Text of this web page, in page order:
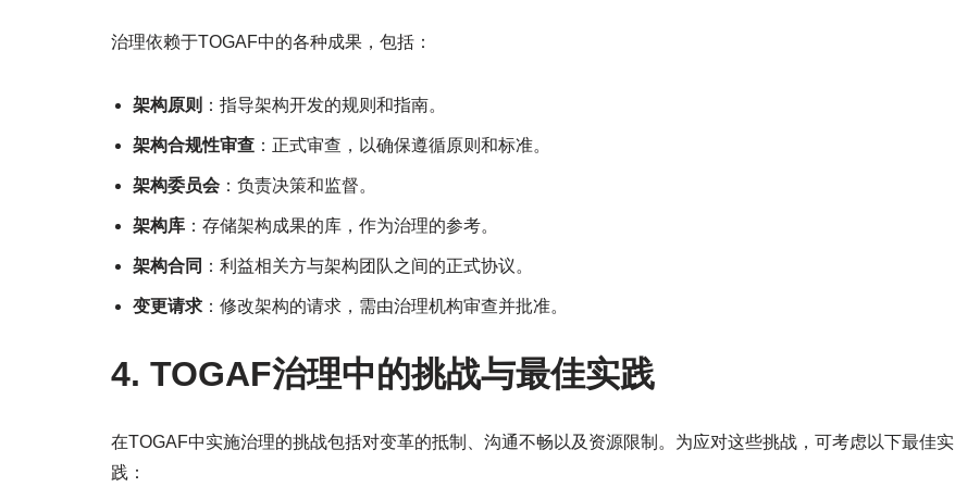
治理依赖于TOGAF中的各种成果，包括：
架构原则 ：指导架构开发的规则和指南。
架构合规性审查 ：正式审查，以确保遵循原则和标准。
架构委员会 ：负责决策和监督。
架构库 ：存储架构成果的库，作为治理的参考。
架构合同 ：利益相关方与架构团队之间的正式协议。
变更请求 ：修改架构的请求，需由治理机构审查并批准。
4. TOGAF治理中的挑战与最佳实践
在TOGAF中实施治理的挑战包括对变革的抵制、沟通不畅以及资源限制。为应对这些挑战，可考虑以下最佳实
践：